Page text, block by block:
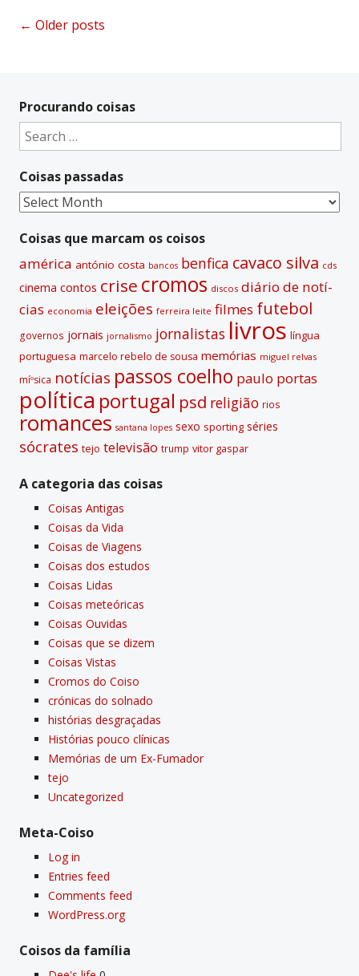
Posts
← Older posts
Procurando coisas
Search
for:
Coisas passadas
Coisas
Coisas que marcam os coisos
américa antónio costa bancos benfica cavaco silva cds
cinema contos crise cromos discos diário de notí­
cias economia eleições ferreira leite filmes futebol
governos jornais jornalismo jornalistas livros lí­ngua
portuguesa marcelo rebelo de sousa memórias miguel relvas
míºsica notí­cias passos coelho paulo portas
polí­tica portugal psd religião rios
romances santana lopes sexo sporting séries
sócrates tejo televisão trump vitor gaspar
A categoria das coisas
Coisas Antigas
Coisas da Vida
Coisas de Viagens
Coisas dos estudos
Coisas Lidas
Coisas meteóricas
Coisas Ouvidas
Coisas que se dizem
Coisas Vistas
Cromos do Coiso
crónicas do solnado
histórias desgraçadas
Histórias pouco clí­nicas
Memórias de um Ex-Fumador
tejo
Uncategorized
Meta-Coiso
Log in
Entries feed
Comments feed
WordPress.org
Coisos da famí­lia